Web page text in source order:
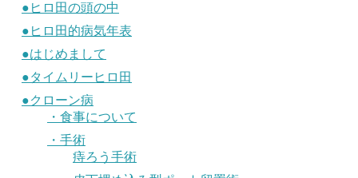
●ヒロ田の頭の中
●ヒロ田的病気年表
●はじめまして
●タイムリーヒロ田
●クローン病
・食事について
・手術
痔ろう手術